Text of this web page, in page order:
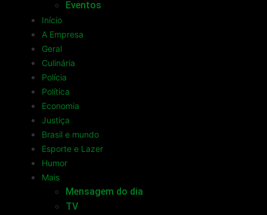
Eventos
Início
A Empresa
Geral
Culinária
Polícia
Política
Economia
Justiça
Brasil e mundo
Esporte e Lazer
Humor
Mais
Mensagem do dia
TV